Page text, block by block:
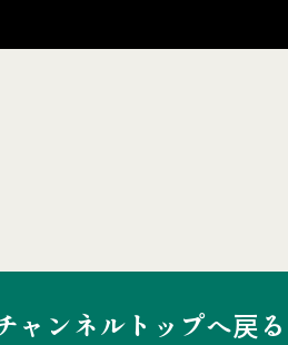
ャンネルトップへ戻る